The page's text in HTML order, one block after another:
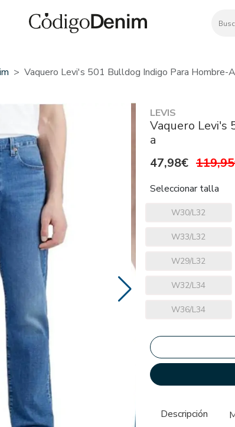
Vaquero Levi's 501 Bulldog Indigo Para Hombre-A
LEVIS
Vaquero Levi's
a
47,98€
Seleccionar talla
W30/L32
W33/L32
W29/L32
W32/L34
W36/L34
Descripción